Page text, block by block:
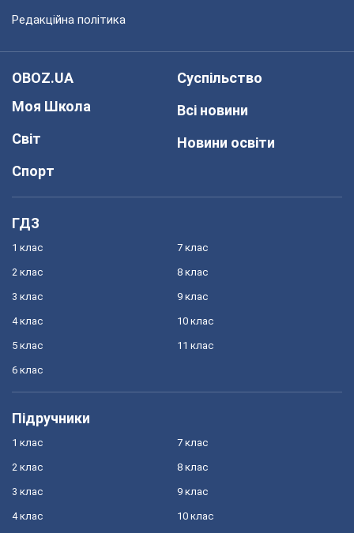
Редакційна політика
OBOZ.UA
Моя Школа
Світ
Спорт
Суспільство
Всі новини
Новини освіти
ГДЗ
1 клас
2 клас
3 клас
4 клас
5 клас
6 клас
7 клас
8 клас
9 клас
10 клас
11 клас
Підручники
1 клас
2 клас
3 клас
4 клас
7 клас
8 клас
9 клас
10 клас